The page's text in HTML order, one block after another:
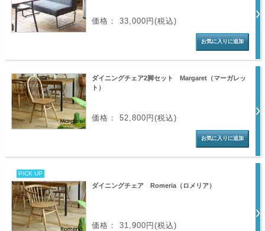
価格： 33,000円(税込)
ダイニングチェア2脚セット Margaret（マーガレッ
ト）
価格： 52,800円(税込)
PICK UP
ダイニングチェア Romeria（ロメリア）
価格： 31,900円(税込)